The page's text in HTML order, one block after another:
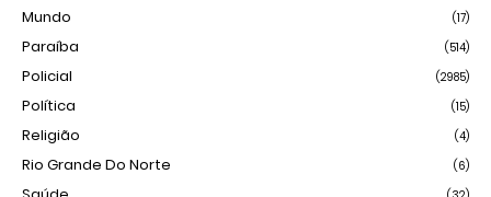
Mundo (17)
Paraíba (514)
Policial (2985)
Política (15)
Religião (4)
Rio Grande Do Norte (6)